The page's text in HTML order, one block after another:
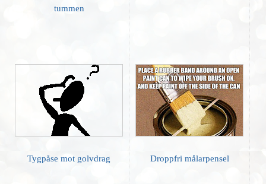
tummen
Tygpåse mot golvdrag Droppfri målarpensel